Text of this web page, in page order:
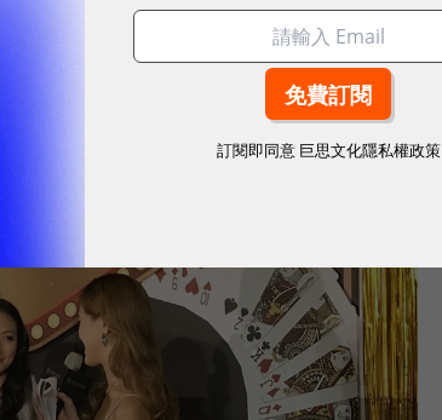
訂閱即同意 巨思文化隱私權政策